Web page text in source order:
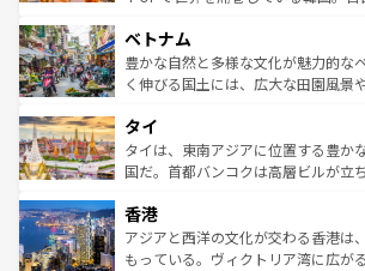
参照してほしい。
容にもいいと評判のスイーツなど、
が味わえる。 なお、新着の台湾情報
照してほしい。
き、地方に足を延ばせば四季折々の
できる。そして、キムチや焼肉、絶
まで、さまざまな韓国料理が待って
リティに包まれながら、韓国の多彩
わってみてほしい。 なお、
覧を参照してほしい。
ベトナム
豊かな自然と多様な文化が魅力的な
く伸びる国土には、広大な田園風景
急速な発展と共に伝統が息づく。ハ
ーチミン市のフランス統治時代の建
醸し出している。また、バラエティ
とつ。フォーやバインミー、ベトナ
ひ現地で味わいたい。どの地域を訪
が旅行者を迎えてくれるので、きっ
タイ
タイは、東南アジアに位置する豊か
国だ。首都バンコクは高層ビルが立
の活気が交差している。北部ではチ
帯で自然と触れ合い、南部ではプー
いビーチでリゾート気分を楽しむこ
香港
アジアと西洋の文化が交わる香港は
もっている。ヴィクトリア湾に広が